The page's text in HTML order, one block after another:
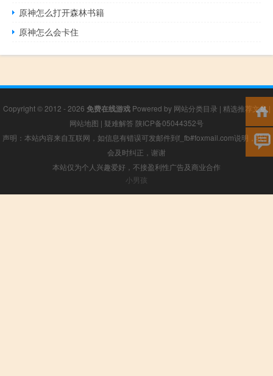
原神怎么打开森林书籍
原神怎么会卡住
Copyright © 2012 - 2026 免费在线游戏Powered by 网站分类目录 | 精选推荐文章|
网站地图 | 疑难解答 陕ICP备05044352号
声明：本站内容来自互联网，如信息有错误可发邮件到f_fb#foxmail.com说明，我们
会及时纠正，谢谢
本站仅为个人兴趣爱好，不接盈利性广告及商业合作
小男孩